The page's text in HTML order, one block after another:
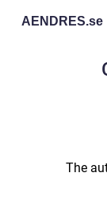
AENDRES.se
The